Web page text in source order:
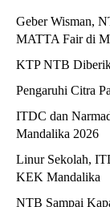
Geber Wisman,
MATTA Fair di
KTP NTB
Pengaruhi Citra
ITDC dan
Mandalika 2026
Linur Sekolah,
KEK Mandalika
NTB Sampai